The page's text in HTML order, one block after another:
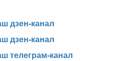
дзен-канал
дзен-канал
телеграм-канал